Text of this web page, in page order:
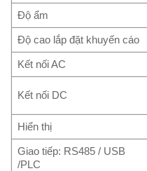
Độ ẩm
Độ cao lắp đặt khuyến cáo
Kết nối AC
Kết nối DC
Hiển thị
Giao tiếp: RS485 / USB
/PLC